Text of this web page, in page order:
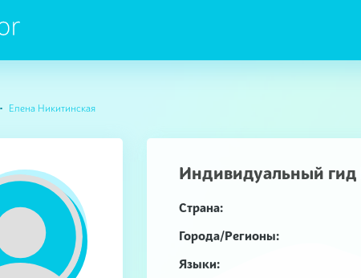
Елена Никитинская
Индивидуальный гид
Страна:
Города/Регионы:
Языки: